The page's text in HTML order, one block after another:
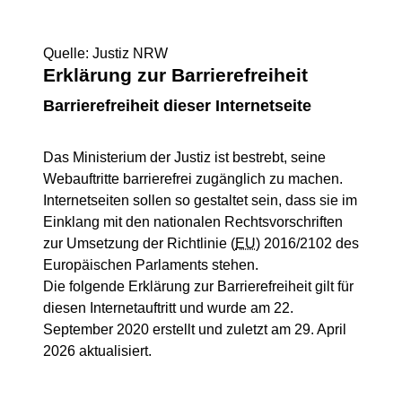
Quelle: Justiz NRW
Erklärung zur Barrierefreiheit
Barrierefreiheit dieser Internetseite
Das Ministerium der Justiz ist bestrebt, seine
Webauftritte barrierefrei zugänglich zu machen.
Internetseiten sollen so gestaltet sein, dass sie im
Einklang mit den nationalen Rechtsvorschriften
zur Umsetzung der Richtlinie (EU) 2016/2102 des
Europäischen Parlaments stehen.
Die folgende Erklärung zur Barrierefreiheit gilt für
diesen Internetauftritt und wurde am 22.
September 2020 erstellt und zuletzt am 29. April
2026 aktualisiert.